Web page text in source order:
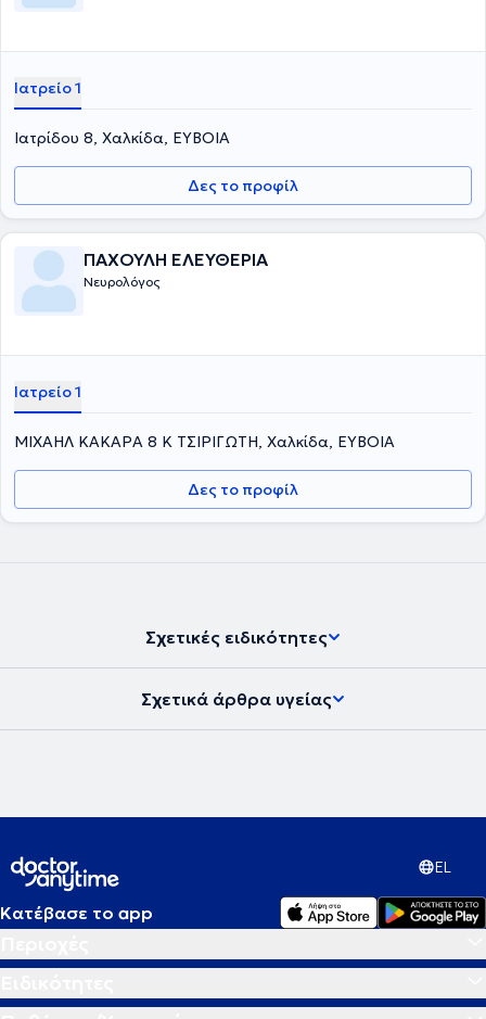
Ιατρείο 1
Ιατρίδου 8, Χαλκίδα, ΕΥΒΟΙΑ
Δες το προφίλ
ΠΑΧΟΥΛΗ ΕΛΕΥΘΕΡΙΑ
Νευρολόγος
Ιατρείο 1
ΜΙΧΑΗΛ ΚΑΚΑΡΑ 8 Κ ΤΣΙΡΙΓΩΤΗ, Χαλκίδα, ΕΥΒΟΙΑ
Δες το προφίλ
Σχετικές ειδικότητες
Σχετικά άρθρα υγείας
EL
Κατέβασε το app